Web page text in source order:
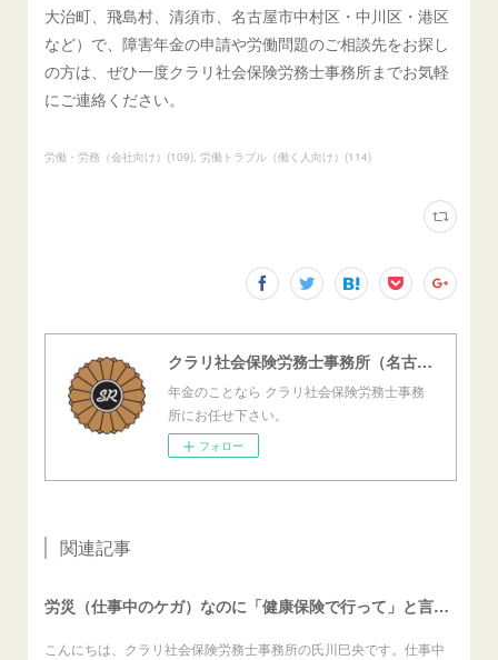
大治町、飛島村、清須市、名古屋市中村区・中川区・港区
など）で、障害年金の申請や労働問題のご相談先をお探し
の方は、ぜひ一度クラリ社会保険労務士事務所までお気軽
にご連絡ください。
労働・労務（会社向け） (109) 労働トラブル（働く人向け） (114)
クラリ社会保険労務士事務所（名古屋西障害年金センター）
年金のことなら クラリ社会保険労務士事務
所にお任せ下さい。
フォロー
関連記事
労災（仕事中のケガ）なのに「健康保険で行って」と言われたら？（労働者向け）
こんにちは、クラリ社会保険労務士事務所の氏川巳央です。仕事中